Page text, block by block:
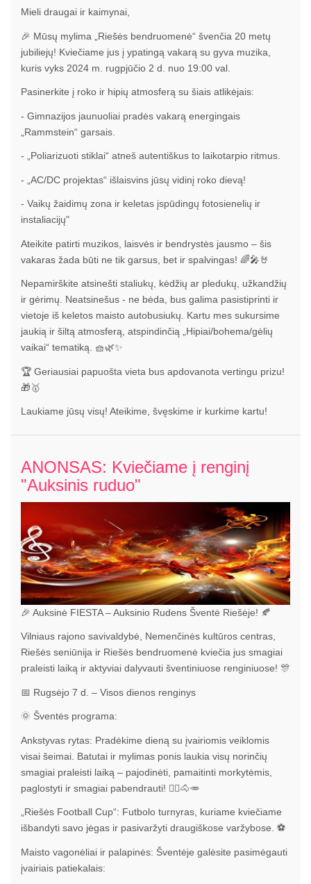
Mieli draugai ir kaimynai,
🎉 Mūsų mylima „Riešės bendruomenė“ švenčia 20 metų
jubiliejų! Kviečiame jus į ypatingą vakarą su gyva muzika,
kuris vyks 2024 m. rugpjūčio 2 d. nuo 19:00 val.
Pasinerkite į roko ir hipių atmosferą su šiais atlikėjais:
- Gimnazijos jaunuoliai pradės vakarą energingais
„Rammstein“ garsais.
- „Poliarizuoti stiklai“ atneš autentiškus to laikotarpio ritmus.
- „AC/DC projektas“ išlaisvins jūsų vidinį roko dievą!
- Vaikų žaidimų zona ir keletas įspūdingų fotosienelių ir
instaliacijų"
Ateikite patirti muzikos, laisvės ir bendrystės jausmo – šis
vakaras žada būti ne tik garsus, bet ir spalvingas! 🌈🎤🤘
Nepamirškite atsinešti staliukų, kėdžių ar pledukų, užkandžių
ir gėrimų. Neatsinešus - ne bėda, bus galima pasistiprinti ir
vietoje iš keletos maisto autobusiukų. Kartu mes sukursime
jaukią ir šiltą atmosferą, atspindinčią „Hipiai/bohema/gėlių
vaikai“ tematiką. 🧺🌿✨
🏆 Geriausiai papuošta vieta bus apdovanota vertingu prizu!
🎁🥇
Laukiame jūsų visų! Ateikime, švęskime ir kurkime kartu!
ANONSAS: Kviečiame į renginį
"Auksinis ruduo"
🎉 Auksinė FIESTA – Auksinio Rudens Šventė Riešėje! 🍂
Vilniaus rajono savivaldybė, Nemenčinės kultūros centras,
Riešės seniūnija ir Riešės bendruomenė kviečia jus smagiai
praleisti laiką ir aktyviai dalyvauti šventiniuose renginiuose! 🎊
📅 Rugsėjo 7 d. – Visos dienos renginys
🌞 Šventės programa:
Ankstyvas rytas: Pradėkime dieną su įvairiomis veiklomis
visai šeimai. Batutai ir mylimas ponis laukia visų norinčių
smagiai praleisti laiką – pajodinėti, pamaitinti morkytėmis,
paglostyti ir smagiai pabendrauti! 🤸‍♂️🐴🥕
„Riešės Football Cup“: Futbolo turnyras, kuriame kviečiame
išbandyti savo jėgas ir pasivaržyti draugiškose varžybose. ⚽
Maisto vagonėliai ir palapinės: Šventėje galėsite pasimėgauti
įvairiais patiekalais: